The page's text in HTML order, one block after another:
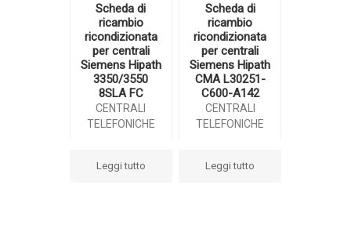
Scheda di
ricambio
ricondizionata
per centrali
Siemens Hipath
3350/3550
8SLA FC
CENTRALI
TELEFONICHE
Leggi tutto
Scheda di
ricambio
ricondizionata
per centrali
Siemens Hipath
CMA L30251-
C600-A142
CENTRALI
TELEFONICHE
Leggi tutto